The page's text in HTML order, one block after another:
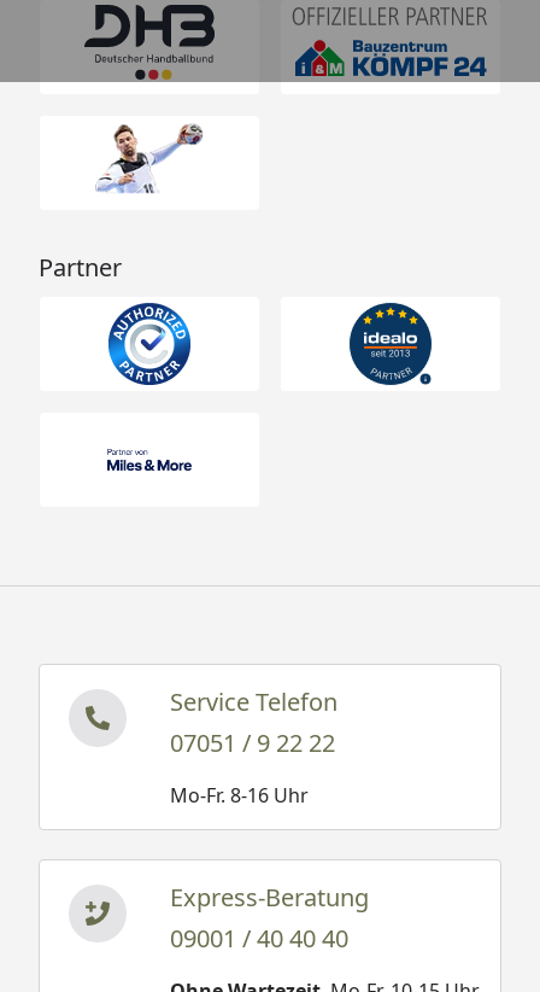
Partner
Service Telefon
07051 / 9 22 22
Mo-Fr. 8-16 Uhr
Express-Beratung
09001 / 40 40 40